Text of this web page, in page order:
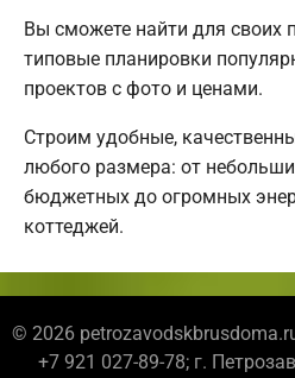
Вы сможете найти для своих
типовые планировки
проектов с фото и ценами.
Строим удобные,
любого размера: от
бюджетных до огромных
коттеджей.
© 2026
+7 921 027-89-78; г.